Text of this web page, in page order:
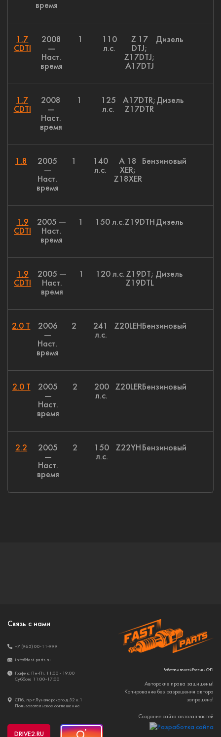
время
1.7
CDTI
2008
—
Наст.
время
1
110
л.с.
Z 17
DTJ;
Z17DTJ;
A17DTJ
Дизель
1.7
CDTI
2008
—
Наст.
время
1
125
л.с.
A17DTR;
Z17DTR
Дизель
1.8
2005
—
Наст.
время
1
140
л.с.
A 18
XER;
Z18XER
Бензиновый
1.9
CDTI
2005 —
Наст.
время
1 150 л.с.Z19DTH Дизель
1.9
CDTI
2005 —
Наст.
время
1 120 л.с. Z19DT;
Z19DTL
Дизель
2.0 T
2006
—
Наст.
время
2
241
л.с.
Z20LEH Бензиновый
2.0 T
2005
—
Наст.
время
2
200
л.с.
Z20LERБензиновый
2.2
2005
—
Наст.
время
2
150
л.с.
Z22YH Бензиновый
Связь с нами
+7 (965) 00-11-999
info@fast-parts.ru
График: Пн-Пт. 11:00 - 19:00
Суббота 11:00-17:00
СПб, пр-т Луначарского д.52 к.1
Пользовательское соглашение
DRIVE2.RU
Работаем по всей России и СНГ!
Авторские права защищены!
Копирование без разрешения автора
запрещено!
Создание сайта автозапчастей